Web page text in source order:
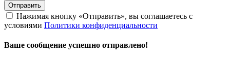
Отправить
Нажимая кнопку «Отправить», вы соглашаетесь с
условиями Политики конфиденциальности
Ваше сообщение успешно отправлено!